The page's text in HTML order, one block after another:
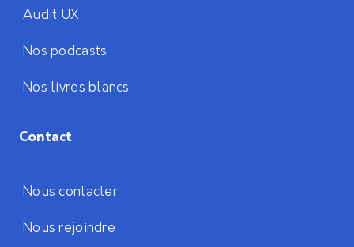
Audit UX
Nos podcasts
Nos livres blancs
Contact
Nous contacter
Nous rejoindre